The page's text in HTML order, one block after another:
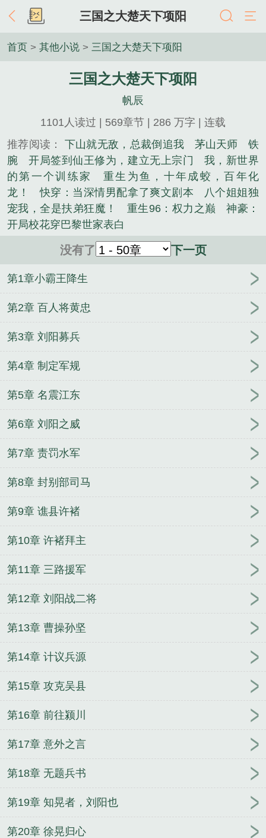
三国之大楚天下项阳
首页 > 其他小说 > 三国之大楚天下项阳
三国之大楚天下项阳
帆辰
1101人读过 | 569章节 | 286 万字 | 连载
推荐阅读： 下山就无敌，总裁倒追我 茅山天师
铁
腕
开局签到仙王修为，建立无上宗门
我，新世界
的第一个训练家
重生为鱼，十年成蛟，百年化
龙！
快穿：当深情男配拿了爽文剧本
八个姐姐独
宠我，全是扶弟狂魔！
重生96：权力之巅
神豪：
开局校花穿巴黎世家表白
没有了 下一页
第1章小霸王降生
第2章 百人将黄忠
第3章 刘阳募兵
第4章 制定军规
第5章 名震江东
第6章 刘阳之威
第7章 责罚水军
第8章 封别部司马
第9章 谯县许褚
第10章 许褚拜主
第11章 三路援军
第12章 刘阳战二将
第13章 曹操孙坚
第14章 计议兵源
第15章 攻克吴县
第16章 前往颍川
第17章 意外之言
第18章 无题兵书
第19章 知晃者，刘阳也
第20章 徐晃归心